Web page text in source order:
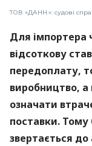
ТОВ «ДАНН.»: судові
Для імпортера
відсоткову
передоплату,
виробництво,
означати
поставки. Тому
звертається